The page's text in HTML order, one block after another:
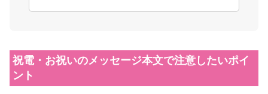
祝電・お祝いのメッセージ本文で注意したいポイ
ント